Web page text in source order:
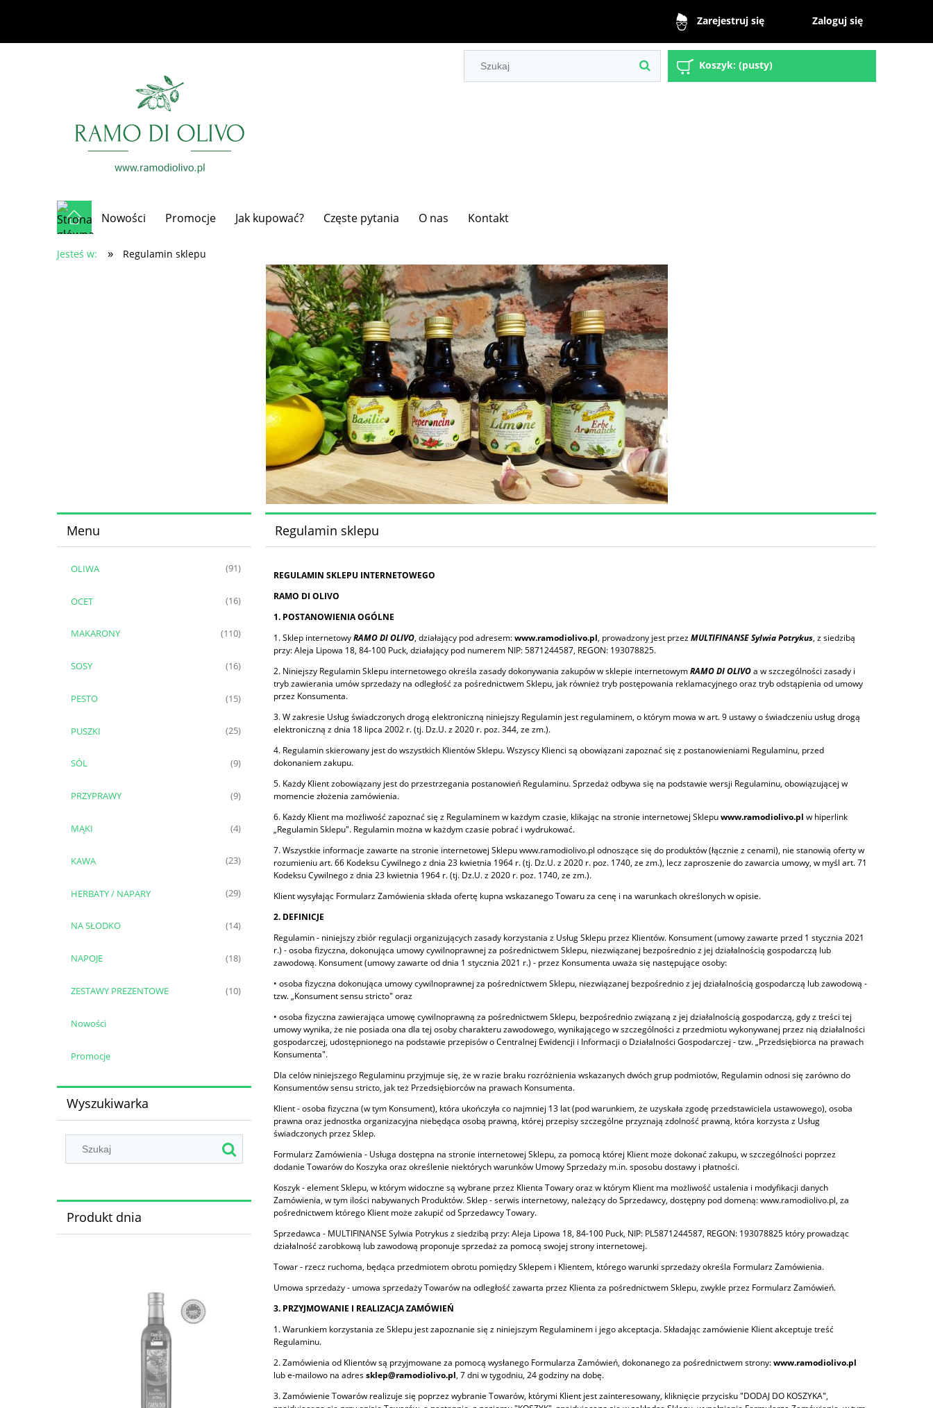
Zarejestruj się Zaloguj się
Koszyk: (pusty)
Nowości Promocje Jak kupować? Częste pytania O nas Kontakt
Jesteś w: » Regulamin sklepu
Menu
OLIWA (91)
OCET (16)
MAKARONY (110)
SOSY (16)
PESTO (15)
PUSZKI (25)
SÓL (9)
PRZYPRAWY (9)
MĄKI (4)
KAWA (23)
HERBATY / NAPARY (29)
NA SŁODKO (14)
NAPOJE (18)
ZESTAWY PREZENTOWE (10)
Nowości
Promocje
Wyszukiwarka
Produkt dnia
Regulamin sklepu
REGULAMIN SKLEPU INTERNETOWEGO
RAMO DI OLIVO
1. POSTANOWIENIA OGÓLNE
1. Sklep internetowyRAMO DI OLIVO, działający pod adresem:www.ramodiolivo.pl, prowadzony jest przezMULTIFINANSE Sylwia Potrykus, z siedzibą
przy: Aleja Lipowa 18, 84-100 Puck, działający pod numerem NIP: 5871244587, REGON: 193078825.
2. Niniejszy Regulamin Sklepu internetowego określa zasady dokonywania zakupów w sklepie internetowymRAMO DI OLIVOa w szczególności zasady i
tryb zawierania umów sprzedaży na odległość za pośrednictwem Sklepu, jak również tryb postępowania reklamacyjnego oraz tryb odstąpienia od umowy
przez Konsumenta.
3. W zakresie Usług świadczonych drogą elektroniczną niniejszy Regulamin jest regulaminem, o którym mowa w art. 9 ustawy o świadczeniu usług drogą
elektroniczną z dnia 18 lipca 2002 r. (tj. Dz.U. z 2020 r. poz. 344, ze zm.).
4. Regulamin skierowany jest do wszystkich Klientów Sklepu. Wszyscy Klienci są obowiązani zapoznać się z postanowieniami Regulaminu, przed
dokonaniem zakupu.
5. Każdy Klient zobowiązany jest do przestrzegania postanowień Regulaminu. Sprzedaż odbywa się na podstawie wersji Regulaminu, obowiązującej w
momencie złożenia zamówienia.
6. Każdy Klient ma możliwość zapoznać się z Regulaminem w każdym czasie, klikając na stronie internetowej Sklepuwww.ramodiolivo.pl w hiperlink
„Regulamin Sklepu". Regulamin można w każdym czasie pobrać i wydrukować.
7. Wszystkie informacje zawarte na stronie internetowej Sklepu www.ramodiolivo.pl odnoszące się do produktów (łącznie z cenami), nie stanowią oferty w
rozumieniu art. 66 Kodeksu Cywilnego z dnia 23 kwietnia 1964 r. (tj. Dz.U. z 2020 r. poz. 1740, ze zm.), lecz zaproszenie do zawarcia umowy, w myśl art. 71
Kodeksu Cywilnego z dnia 23 kwietnia 1964 r. (tj. Dz.U. z 2020 r. poz. 1740, ze zm.).
Klient wysyłając Formularz Zamówienia składa ofertę kupna wskazanego Towaru za cenę i na warunkach określonych w opisie.
2. DEFINICJE
Regulamin - niniejszy zbiór regulacji organizujących zasady korzystania z Usług Sklepu przez Klientów. Konsument (umowy zawarte przed 1 stycznia 2021
r.) - osoba fizyczna, dokonująca umowy cywilnoprawnej za pośrednictwem Sklepu, niezwiązanej bezpośrednio z jej działalnością gospodarczą lub
zawodową. Konsument (umowy zawarte od dnia 1 stycznia 2021 r.) - przez Konsumenta uważa się następujące osoby:
• osoba fizyczna dokonująca umowy cywilnoprawnej za pośrednictwem Sklepu, niezwiązanej bezpośrednio z jej działalnością gospodarczą lub zawodową -
tzw. „Konsument sensu stricto" oraz
• osoba fizyczna zawierająca umowę cywilnoprawną za pośrednictwem Sklepu, bezpośrednio związaną z jej działalnością gospodarczą, gdy z treści tej
umowy wynika, że nie posiada ona dla tej osoby charakteru zawodowego, wynikającego w szczególności z przedmiotu wykonywanej przez nią działalności
gospodarczej, udostępnionego na podstawie przepisów o Centralnej Ewidencji i Informacji o Działalności Gospodarczej - tzw. „Przedsiębiorca na prawach
Konsumenta".
Dla celów niniejszego Regulaminu przyjmuje się, że w razie braku rozróżnienia wskazanych dwóch grup podmiotów, Regulamin odnosi się zarówno do
Konsumentów sensu stricto, jak też Przedsiębiorców na prawach Konsumenta.
Klient - osoba fizyczna (w tym Konsument), która ukończyła co najmniej 13 lat (pod warunkiem, że uzyskała zgodę przedstawiciela ustawowego), osoba
prawna oraz jednostka organizacyjna niebędąca osobą prawną, której przepisy szczególne przyznają zdolność prawną, która korzysta z Usług
świadczonych przez Sklep.
Formularz Zamówienia - Usługa dostępna na stronie internetowej Sklepu, za pomocą której Klient może dokonać zakupu, w szczególności poprzez
dodanie Towarów do Koszyka oraz określenie niektórych warunków Umowy Sprzedaży m.in. sposobu dostawy i płatności.
Koszyk - element Sklepu, w którym widoczne są wybrane przez Klienta Towary oraz w którym Klient ma możliwość ustalenia i modyfikacji danych
Zamówienia, w tym ilości nabywanych Produktów. Sklep - serwis internetowy, należący do Sprzedawcy, dostępny pod domeną: www.ramodiolivo.pl, za
pośrednictwem którego Klient może zakupić od Sprzedawcy Towary.
Sprzedawca - MULTIFINANSE Sylwia Potrykus z siedzibą przy: Aleja Lipowa 18, 84-100 Puck, NIP: PL5871244587, REGON: 193078825 który prowadząc
działalność zarobkową lub zawodową proponuje sprzedaż za pomocą swojej strony internetowej.
Towar - rzecz ruchoma, będąca przedmiotem obrotu pomiędzy Sklepem i Klientem, którego warunki sprzedaży określa Formularz Zamówienia.
Umowa sprzedaży - umowa sprzedaży Towarów na odległość zawarta przez Klienta za pośrednictwem Sklepu, zwykle przez Formularz Zamówień.
3. PRZYJMOWANIE I REALIZACJA ZAMÓWIEŃ
1. Warunkiem korzystania ze Sklepu jest zapoznanie się z niniejszym Regulaminem i jego akceptacja. Składając zamówienie Klient akceptuje treść
Regulaminu.
2. Zamówienia od Klientów są przyjmowane za pomocą wysłanego Formularza Zamówień, dokonanego za pośrednictwem strony:www.ramodiolivo.pl
lub e-mailowo na adressklep@ramodiolivo.pl, 7 dni w tygodniu, 24 godziny na dobę.
3. Zamówienie Towarów realizuje się poprzez wybranie Towarów, którymi Klient jest zainteresowany, kliknięcie przycisku "DODAJ DO KOSZYKA",